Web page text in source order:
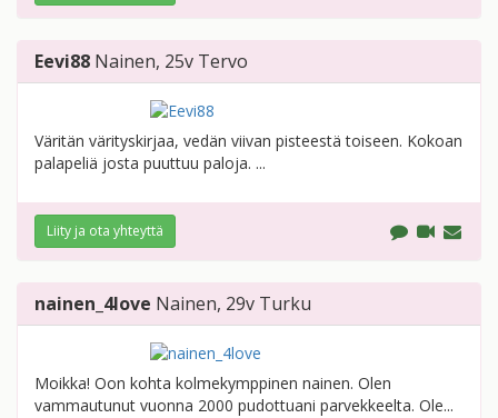
Eevi88 Nainen, 25v Tervo
Väritän värityskirjaa, vedän viivan pisteestä toiseen. Kokoan
palapeliä josta puuttuu paloja. ...
Liity ja ota yhteyttä
nainen_4love Nainen, 29v Turku
Moikka! Oon kohta kolmekymppinen nainen. Olen
vammautunut vuonna 2000 pudottuani parvekkeelta. Ole...